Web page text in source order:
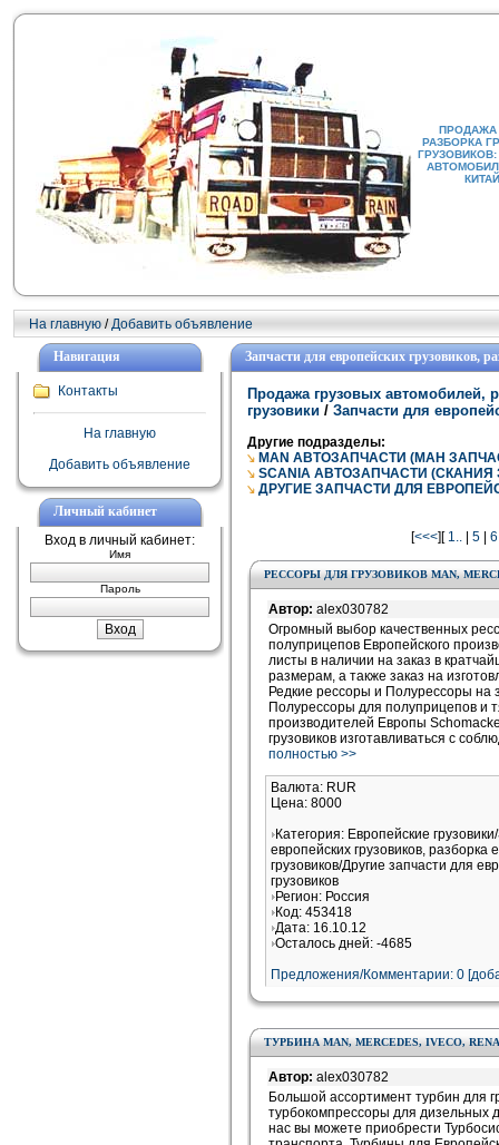
ПРОДАЖА
РАЗБОРКА
На главную /Добавить объявление
Навигация
Контакты
На главную
Добавить объявление
Личный кабинет
Вход в личный кабинет:
Имя
Пароль
Запчасти для европейских грузовиков,
Продажа грузовых автомобилей,
грузовики / Запчасти для
Другие подразделы:
MAN АВТОЗАПЧАСТИ (МАН
SCANIA АВТОЗАПЧАСТИ
ДРУГИЕ ЗАПЧАСТИ ДЛЯ
[<<<][ 1..| 5| 6
РЕССОРЫ ДЛЯ ГРУЗОВИКОВ MAN,
Автор: alex030782
Огромный выбор качественных
полуприцепов Европейского
листы в наличии на заказ в
размерам, а также заказ на
Редкие рессоры и Полурессоры на
Полурессоры для полуприцепов и
производителей Европы
грузовиков изготавливаться с
полностью >>
Валюта: RUR
Цена: 8000
Категория: Европейские
европейских грузовиков, разборка
грузовиков/Другие запчасти для
грузовиков
Регион: Россия
Код: 453418
Дата: 16.10.12
Осталось дней: -4685
Предложения/Комментарии: 0
ТУРБИНА MAN, MERCEDES, IVECO,
Автор: alex030782
Большой ассортимент турбин для
турбокомпрессоры для дизельных
нас вы можете приобрести